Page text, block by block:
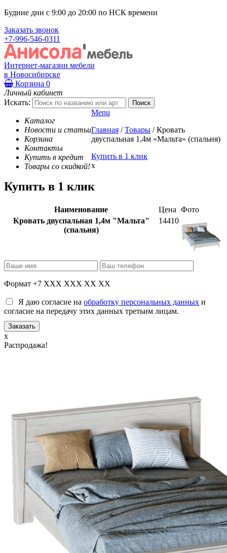
Будние дни с 9:00 до 20:00 по НСК времени
Заказать звонок
+7-996-546-0311
Интернет-магазин мебели
в Новосибирске
Корзина 0
Личный кабинет
Искать:
Каталог
Новости и статьи
Корзина
Контакты
Купить в кредит
Товары со скидкой!
Menu
Главная / Товары / Кровать
двуспальная 1,4м «Мальта» (спальня)
Купить в 1 клик
x
Купить в 1 клик
Наименование Цена Фото
Кровать двуспальная 1,4м "Мальта"
(спальня)
14410
Формат +7 XXX XXX XX XX
Я даю согласие на обработку персональных данных и
согласие на передачу этих данных третьим лицам.
x
Распродажа!